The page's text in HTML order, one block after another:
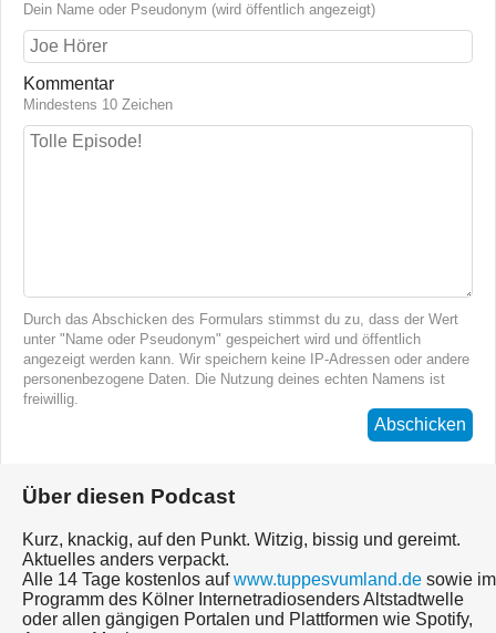
Dein Name oder Pseudonym (wird öffentlich angezeigt)
Kommentar
Mindestens 10 Zeichen
Durch das Abschicken des Formulars stimmst du zu, dass der Wert
unter "Name oder Pseudonym" gespeichert wird und öffentlich
angezeigt werden kann. Wir speichern keine IP-Adressen oder andere
personenbezogene Daten. Die Nutzung deines echten Namens ist
freiwillig.
Abschicken
Über diesen Podcast
Kurz, knackig, auf den Punkt. Witzig, bissig und gereimt.
Aktuelles anders verpackt.
Alle 14 Tage kostenlos aufwww.tuppesvumland.de sowie im
Programm des Kölner Internetradiosenders Altstadtwelle
oder allen gängigen Portalen und Plattformen wie Spotify,